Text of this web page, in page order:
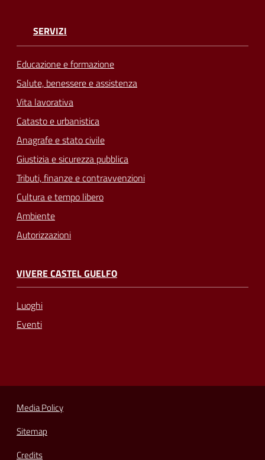
SERVIZI
Educazione e formazione
Salute, benessere e assistenza
Vita lavorativa
Catasto e urbanistica
Anagrafe e stato civile
Giustizia e sicurezza pubblica
Tributi, finanze e contravvenzioni
Cultura e tempo libero
Ambiente
Autorizzazioni
VIVERE CASTEL GUELFO
Luoghi
Eventi
Media Policy
Sitemap
Credits